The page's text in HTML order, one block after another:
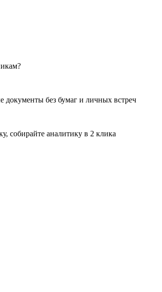
документы без бумаг и личных встреч
собирайте аналитику в 2 клика